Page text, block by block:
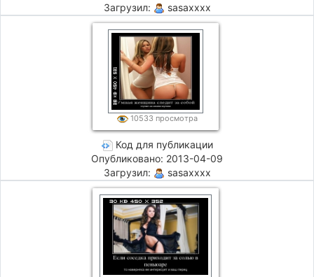
Загрузил:
sasaxxxx
10533 просмотра
Код для публикации
Опубликовано: 2013-04-09
Загрузил:
sasaxxxx